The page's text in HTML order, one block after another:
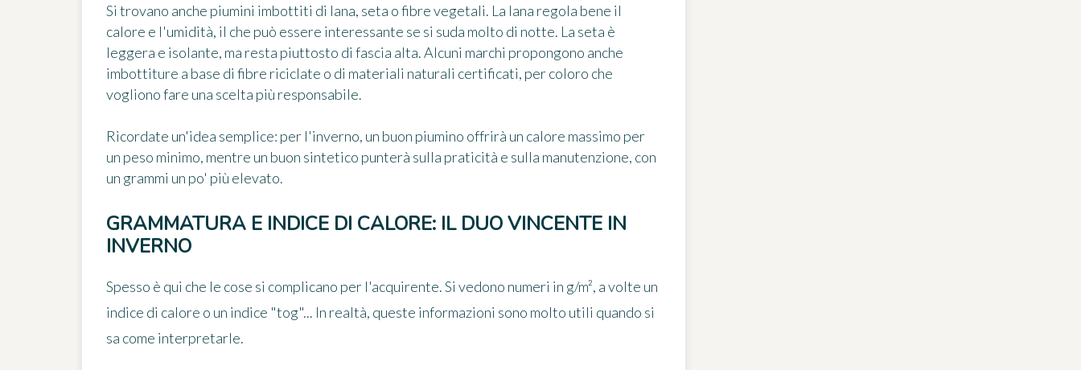
Si trovano anche piumini imbottiti di lana, seta o fibre vegetali. La lana regola bene il
calore e l'umidità, il che può essere interessante se si suda molto di notte. La seta è
leggera e isolante, ma resta piuttosto di fascia alta. Alcuni marchi propongono anche
imbottiture a base di fibre riciclate o di materiali naturali certificati, per coloro che
vogliono fare una scelta più responsabile.
Ricordate un'idea semplice: per l'inverno, un buon piumino offrirà un calore massimo per
un peso minimo, mentre un buon sintetico punterà sulla praticità e sulla manutenzione, con
un grammi un po' più elevato.
GRAMMATURA E INDICE DI CALORE: IL DUO VINCENTE IN
INVERNO
Spesso è qui che le cose si complicano per l'acquirente. Si vedono numeri in g/m², a volte un
indice di calore o un indice "tog"... In realtà, queste informazioni sono molto utili quando si
sa come interpretarle.